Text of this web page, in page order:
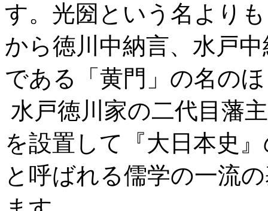
す。光圀という名より
から徳川中納言、水戸
である「黄門」の名の
水戸徳川家の二代目藩
を設置して『大日本史
と呼ばれる儒学の一流